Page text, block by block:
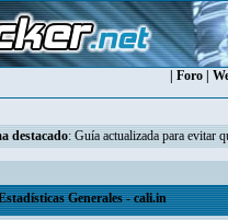
Foro
destacado: Guía actualizada para evitar
Generales - cali.in